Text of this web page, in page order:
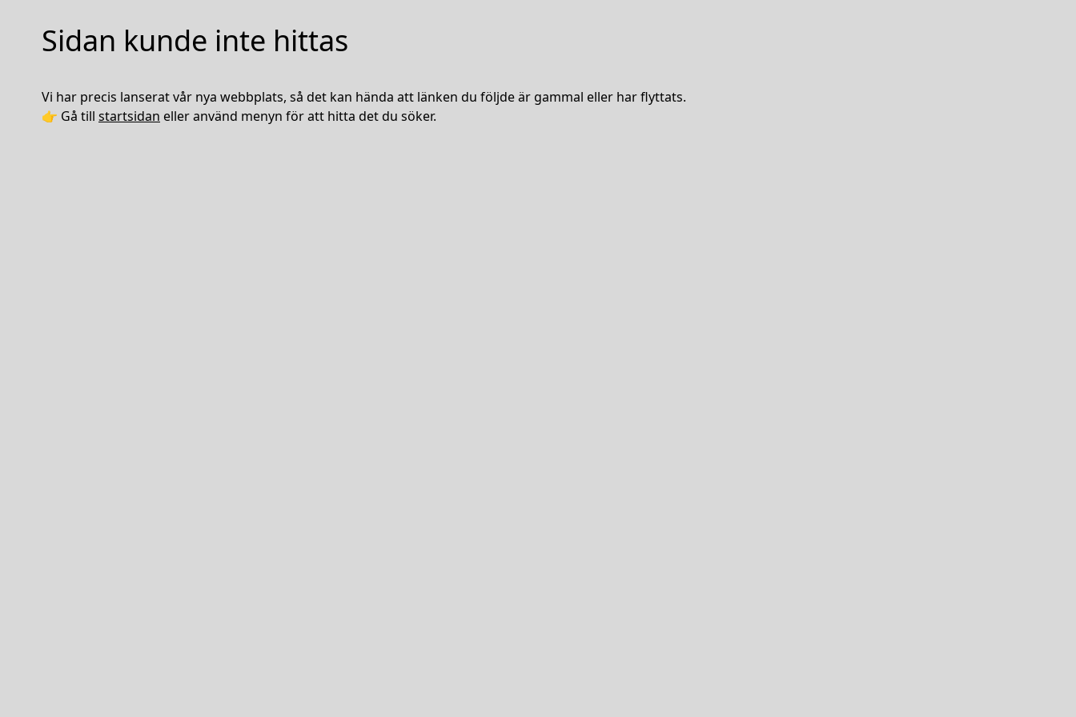
Sidan kunde inte hittas
Vi har precis lanserat vår nya webbplats, så det kan hända att länken du följde är gammal eller har flyttats.
👉 Gå till startsidan eller använd menyn för att hitta det du söker.